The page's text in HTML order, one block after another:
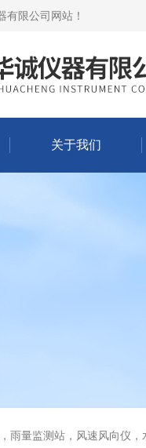
有限公司网站 ！
关于我们
雨量监测站，风速风向仪，